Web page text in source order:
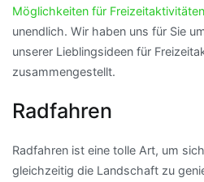
Möglichkeiten für Freizeitaktivitäten
unendlich. Wir haben uns für Sie
unserer Lieblingsideen für
zusammengestellt.
Radfahren
Radfahren ist eine tolle Art, um
gleichzeitig die Landschaft zu